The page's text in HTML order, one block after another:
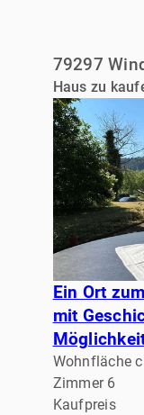
79297
Haus zu
Ein Ort
mit
Wohnfläche
Zimmer 6
Kaufpreis